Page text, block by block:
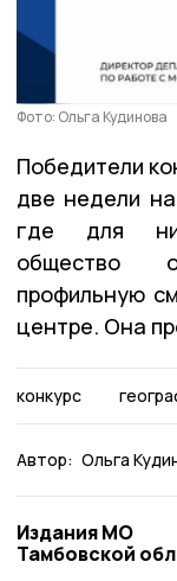
Фото: Ольга Кудинова
Победители
две недели
где для
общество
профильную
центре. Она
конкурс
Автор: Ольга
Издания МО
Тамбовской